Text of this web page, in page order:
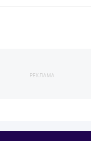
РЕКЛАМА